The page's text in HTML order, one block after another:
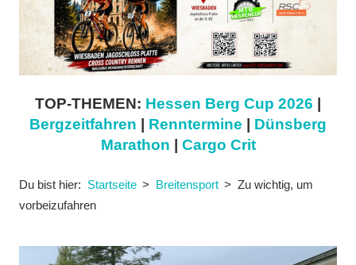
TOP-THEMEN: Hessen Berg Cup 2026
Bergzeitfahren
Renntermine
Dünsberg
Marathon
Cargo Crit
Du bist hier: Startseite Breitensport
Zu wichtig, um
vorbeizufahren